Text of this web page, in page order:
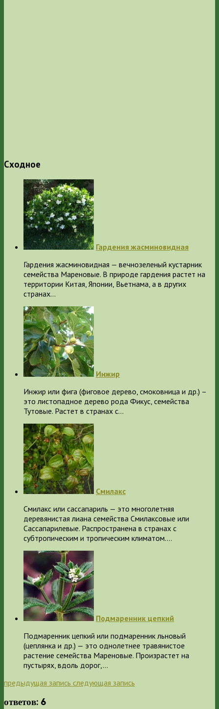
Сходное
Гардения жасминовидная
Гардения жасминовидная — вечнозеленый кустарник
семейства Мареновые. В природе гардения растет на
территории Китая, Японии, Вьетнама, а в других
странах…
Инжир
Инжир или фига (фиговое дерево, смоковница и др.) –
это листопадное дерево рода Фикус, семейства
Тутовые. Растет в странах с…
Смилакс
Смилакс или сассапариль — это многолетняя
деревянистая лиана семейства Смилаксовые или
Сассапарилевые. Распространена в странах с
субтропическим и тропическим климатом.…
Подмаренник цепкий
Подмаренник цепкий или подмаренник льновый
(цеплянка и др.) — это однолетнее травянистое
растение семейства Мареновые. Произрастет на
пустырях, вдоль дорог,…
предыдущая запись следующая запись
ответов: 6